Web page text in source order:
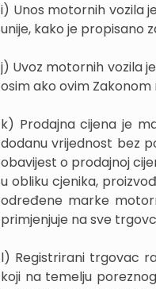
i) Unos motornih vozila
unije, kako je propisano
j) Uvoz motornih vozila
osim ako ovim
k) Prodajna cijena je
dodanu vrijednost bez
obavijest o prodajnoj
u obliku cjenika,
određene marke
primjenjuje na sve
l) Registrirani trgovac
koji na temelju